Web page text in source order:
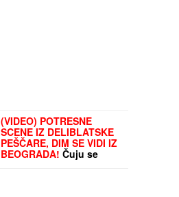
(VIDEO) POTRESNE
SCENE IZ DELIBLATSKE
PEŠČARE, DIM SE VIDI IZ
BEOGRADA! Čuju se